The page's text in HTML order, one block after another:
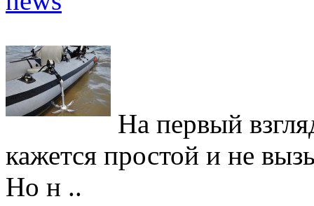
На первый
кажется простой и не
Но н ..